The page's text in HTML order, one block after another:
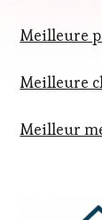
Meilleure
Meilleure
Meilleur